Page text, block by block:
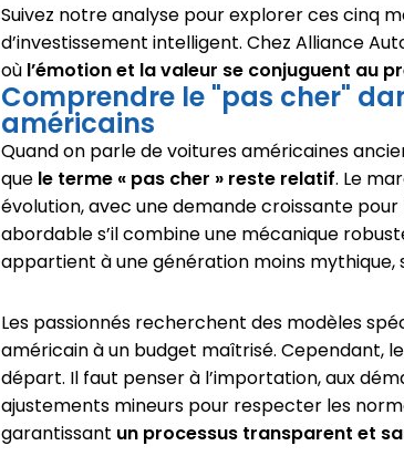
Suivez notre analyse pour explorer ces cinq
d’investissement intelligent. Chez Alliance
où l’émotion et la valeur se conjuguent au
Comprendre le "pas cher"
américains
Quand on parle de voitures américaines
que le terme « pas cher » reste relatif. Le
évolution, avec une demande croissante
abordable s’il combine une mécanique
appartient à une génération moins
Les passionnés recherchent des modèles
américain à un budget maîtrisé. Cependant,
départ. Il faut penser à l’importation, aux
ajustements mineurs pour respecter les
garantissant un processus transparent et